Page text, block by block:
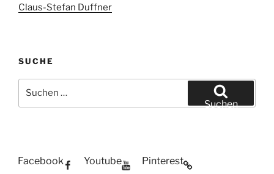
Claus-Stefan Duffner
SUCHE
nach:
Suchen
Facebook Youtube Pinterest